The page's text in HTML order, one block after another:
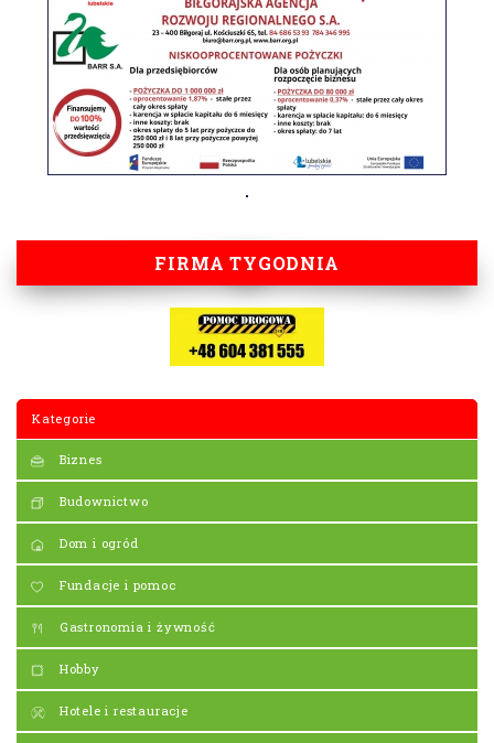
FIRMA TYGODNIA
Kategorie
Biznes
Budownictwo
Dom i ogród
Fundacje i pomoc
Gastronomia i żywność
Hobby
Hotele i restauracje